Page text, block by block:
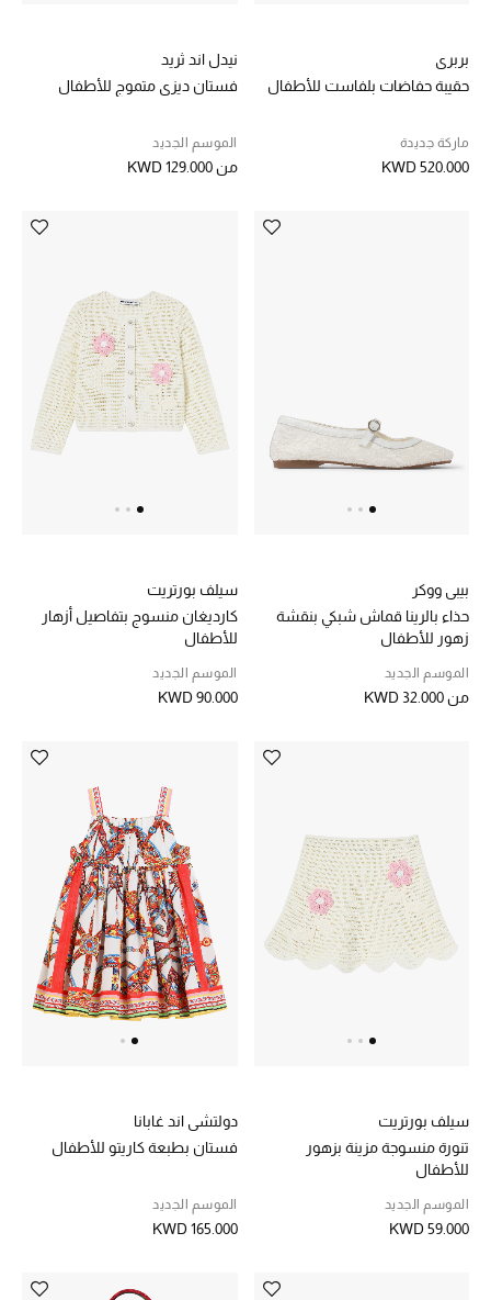
بطاقة الهدايا الإلكترونية
هدايا حسب المناسبة
المستلزمات المنزلية
هدايا للجميع
تسوقوا الهدايا
حصريات
الأزياء
توتيمي
تعكس توتيمي فن الأناقة السهلة بقطع أساسية راقية
مصممة لتدوم وتتجاوز صيحات الموسم
بربري
حقيبة حفاضات بلفاست للأطفال
ماركة جديدة
KWD 520.000
نيدل اند ثريد
فستان ديزي متموج للأطفال
الموسم الجديد
من KWD 129.000
بيبي ووكر
حذاء بالرينا قماش شبكي بنقشة
زهور للأطفال
الموسم الجديد
منKWD 32.000
سيلف بورتريت
كارديغان منسوج بتفاصيل أزهار
للأطفال
الموسم الجديد
KWD 90.000
سيلف بورتريت
تنورة منسوجة مزينة بزهور
للأطفال
الموسم الجديد
KWD 59.000
دولتشي اند غابانا
فستان بطبعة كاريتو للأطفال
الموسم الجديد
KWD 165.000